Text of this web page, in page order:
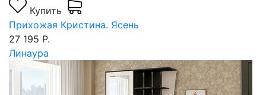
Купить
Прихожая Кристина. Ясень
27 195 Р.
Линаура